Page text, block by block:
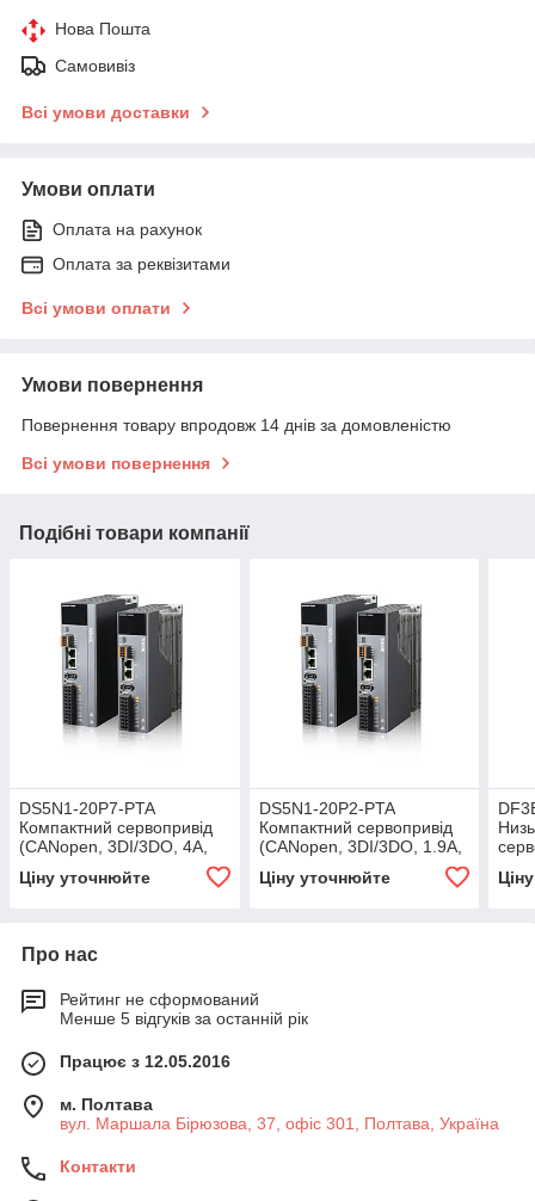
Нова Пошта
Самовивіз
Всі умови доставки
Умови оплати
Оплата на рахунок
Оплата за реквізитами
Всі умови оплати
Умови повернення
Повернення товару впродовж 14 днів за домовленістю
Всі умови повернення
Подібні товари компанії
DS5N1-20P7-PTA
Компактний сервопривід
(CANopen, 3DI/3DO, 4A,
Ціну уточнюйте
DS5N1-20P2-PTA
Компактний сервопривід
(CANopen, 3DI/3DO, 1.9A,
Ціну уточнюйте
4IN/
Про нас
Рейтинг не сформований
Менше 5 відгуків за останній рік
Працює з 12.05.2016
м. Полтава
вул. Маршала Бірюзова, 37, офіс 301, Полтава, Україна
Контакти